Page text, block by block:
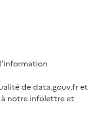
de data.gouv.fr et
à notre infolettre et